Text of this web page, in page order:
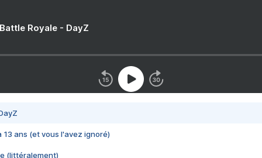
Royale - DayZ
13 ans (et vous l'avez ignoré)
(littéralement)